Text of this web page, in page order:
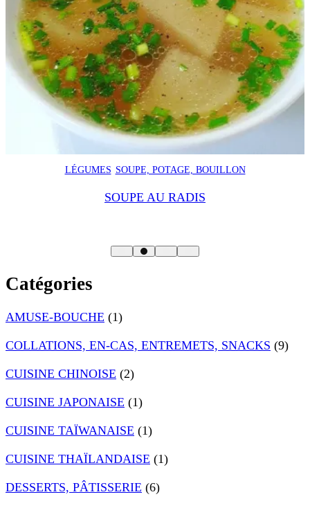
LÉGUMES SOUPE, POTAGE, BOUILLON
SOUPE AU RADIS
Catégories
AMUSE-BOUCHE (1)
COLLATIONS, EN-CAS, ENTREMETS, SNACKS (9)
CUISINE CHINOISE (2)
CUISINE JAPONAISE (1)
CUISINE TAÏWANAISE (1)
CUISINE THAÏLANDAISE (1)
DESSERTS, PÂTISSERIE (6)